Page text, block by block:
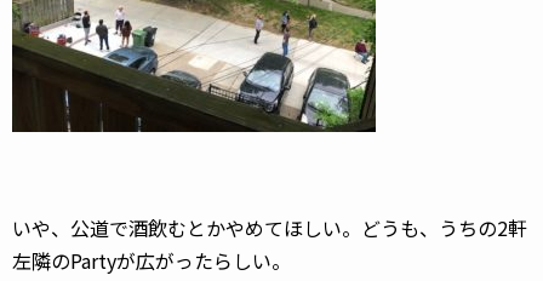
いや、公道で酒飲むとかやめてほしい。どうも、うちの2軒
左隣のPartyが広がったらしい。